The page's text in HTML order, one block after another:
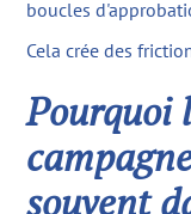
boucles
Cela crée des
Pourquoi
souvent